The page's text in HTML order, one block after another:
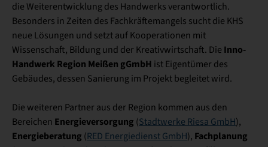
die Weiterentwicklung des Handwerks verantwortlich.
Besonders in Zeiten des Fachkräftemangels sucht die KHS
neue Lösungen und setzt auf Kooperationen mit
Wissenschaft, Bildung und der Kreativwirtschaft. Die Inno-
Handwerk Region Meißen gGmbH ist Eigentümer des
Gebäudes, dessen Sanierung im Projekt begleitet wird.
Die weiteren Partner aus der Region kommen aus den
Bereichen Energieversorgung (Stadtwerke Riesa GmbH),
Energieberatung (RED Energiedienst GmbH), Fachplanung